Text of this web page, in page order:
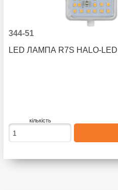
344-51
LED ЛАМПА R7S HALO-LED
кількість